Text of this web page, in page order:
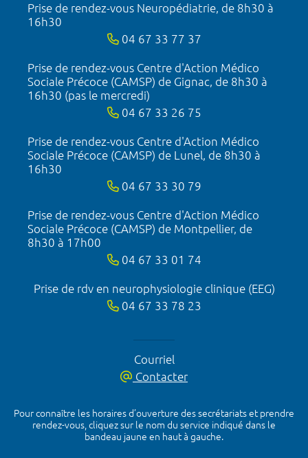
Prise de rendez-vous Neuropédiatrie, de 8h30 à
16h30
04 67 33 77 37
Prise de rendez-vous Centre d'Action Médico
Sociale Précoce (CAMSP) de Gignac, de 8h30 à
16h30 (pas le mercredi)
04 67 33 26 75
Prise de rendez-vous Centre d'Action Médico
Sociale Précoce (CAMSP) de Lunel, de 8h30 à
16h30
04 67 33 30 79
Prise de rendez-vous Centre d'Action Médico
Sociale Précoce (CAMSP) de Montpellier, de
8h30 à 17h00
04 67 33 01 74
Prise de rdv en neurophysiologie clinique (EEG)
04 67 33 78 23
Courriel
Contacter
Pour connaître les horaires d’ouverture des secrétariats et prendre
rendez-vous, cliquez sur le nom du service indiqué dans le
bandeau jaune en haut à gauche.